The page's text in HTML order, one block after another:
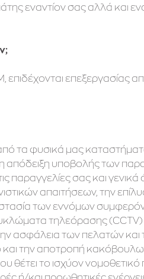
εναντίον σας αλλά και
επεξεργασίας
τα φυσικά μας
υποβολής των
παραγγελίες σας και γενικά
απαιτήσεων, την
των εννόμων
τηλεόρασης (CCTV)
ασφάλεια των πελατών και
και την αποτροπή
το ισχύον νομοθετικό